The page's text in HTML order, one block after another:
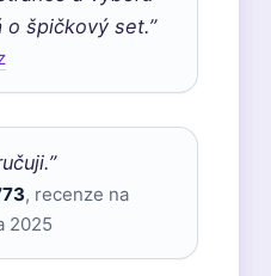
špičkový set.”
, recenze na
2025